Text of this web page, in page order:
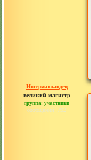
Ингерманландец
великий магистр
группа: участники
сообщений: 792